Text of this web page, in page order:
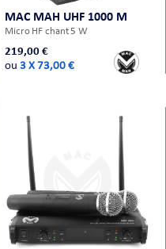
MAC MAH UHF 1000 M
Micro HF chant 5 W
219,00 €
ou 3 X 73,00 €